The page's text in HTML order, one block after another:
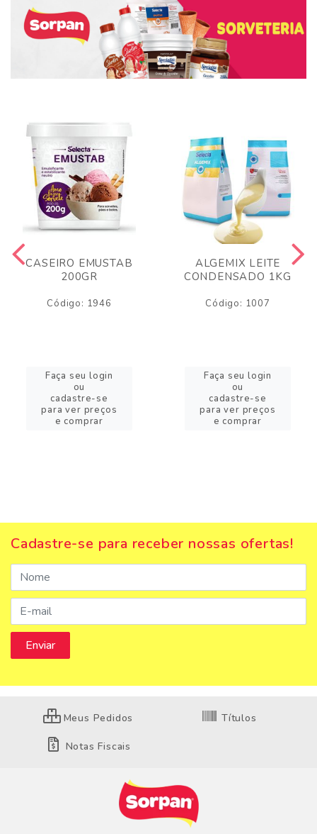
CASEIRO EMUSTAB
200GR
Código: 1946
Faça seu login
ou
cadastre-se
para ver preços
e comprar
ALGEMIX LEITE
CONDENSADO 1KG
Código: 1007
Faça seu login
ou
cadastre-se
para ver preços
e comprar
Cadastre-se para receber nossas ofertas!
Meus Pedidos Títulos
Notas Fiscais